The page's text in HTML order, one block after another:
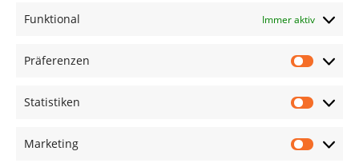
Funktional Immer aktiv
Präferenzen
Statistiken
Marketing
Smartwatch Zubehör
Airpod Zubehör
Gamingsachen